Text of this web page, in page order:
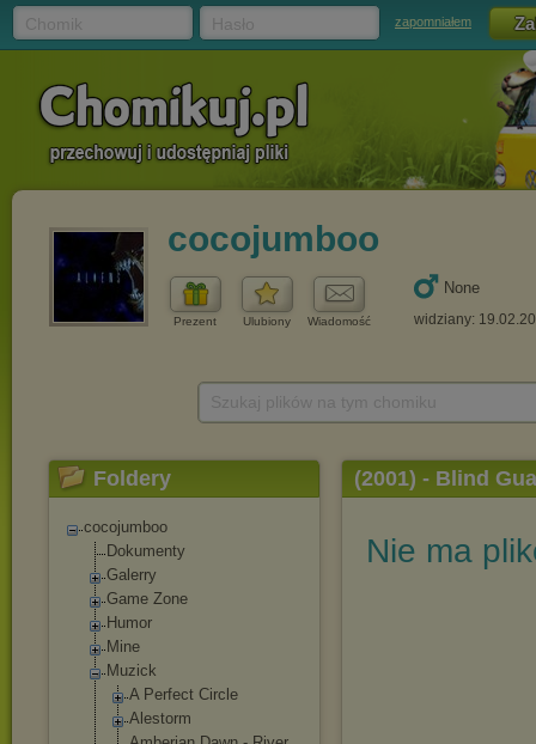
zapomniałem
cocojumboo
Prezent Ulubiony Wiadomość
None
widziany:
Foldery
cocojumboo
Dokumenty
Galerry
Game Zone
Humor
Mine
Muzick
A Perfect Circle
Alestorm
(2001) - Blind
Nie ma